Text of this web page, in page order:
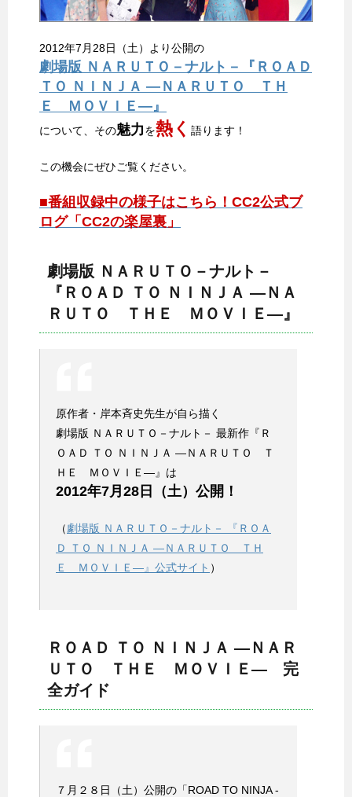
2012年7月28日（土）より公開の
劇場版 ＮＡＲＵＴＯ－ナルト－『ＲＯＡＤ
ＴＯ ＮＩＮＪＡ —ＮＡＲＵＴＯ ＴＨ
Ｅ ＭＯＶＩＥ—』
について、その魅力を熱く 語ります！
この機会にぜひご覧ください。
■番組収録中の様子はこちら！CC2公式ブ
ログ「CC2の楽屋裏」
劇場版 ＮＡＲＵＴＯ－ナルト－
『ＲＯＡＤ ＴＯ ＮＩＮＪＡ —ＮＡ
ＲＵＴＯ ＴＨＥ ＭＯＶＩＥ—』
原作者・岸本斉史先生が自ら描く
劇場版 ＮＡＲＵＴＯ－ナルト－ 最新作『Ｒ
ＯＡＤ ＴＯ ＮＩＮＪＡ —ＮＡＲＵＴＯ Ｔ
ＨＥ ＭＯＶＩＥ—』は
2012年7月28日（土）公開！
（劇場版 ＮＡＲＵＴＯ－ナルト－ 『ＲＯＡ
Ｄ ＴＯ ＮＩＮＪＡ —ＮＡＲＵＴＯ ＴＨ
Ｅ ＭＯＶＩＥ—』公式サイト ）
ＲＯＡＤ ＴＯ ＮＩＮＪＡ —ＮＡＲ
ＵＴＯ ＴＨＥ ＭＯＶＩＥ— 完
全ガイド
７月２８日（土）公開の「ROAD TO NINJA -